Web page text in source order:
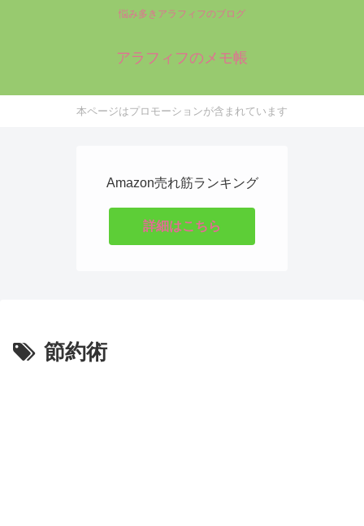
悩み多きアラフィフのブログ
アラフィフのメモ帳
本ページはプロモーションが含まれています
Amazon売れ筋ランキング
詳細はこちら
節約術